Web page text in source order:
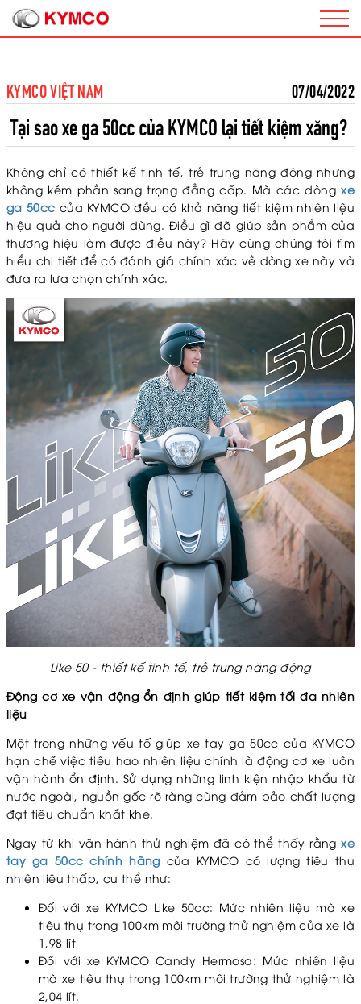
KYMCO VIỆT NAM 07/04/2022
Tại sao xe ga 50cc của KYMCO lại tiết kiệm xăng?
Không chỉ có thiết kế tinh tế, trẻ trung năng động nhưng
không kém phần sang trọng đẳng cấp. Mà các dòngxe
ga 50cc của KYMCO đều có khả năng tiết kiệm nhiên liệu
hiệu quả cho người dùng. Điều gì đã giúp sản phẩm của
thương hiệu làm được điều này? Hãy cùng chúng tôi tìm
hiểu chi tiết để có đánh giá chính xác về dòng xe này và
đưa ra lựa chọn chính xác.
Like 50 - thiết kế tinh tế, trẻ trung năng động
Động cơ xe vận động ổn định giúp tiết kiệm tối đa nhiên
liệu
Một trong những yếu tố giúp xe tay ga 50cc của KYMCO
hạn chế việc tiêu hao nhiên liệu chính là động cơ xe luôn
vận hành ổn định. Sử dụng những linh kiện nhập khẩu từ
nước ngoài, nguồn gốc rõ ràng cùng đảm bảo chất lượng
đạt tiêu chuẩn khắt khe.
Ngay từ khi vận hành thử nghiệm đã có thể thấy rằng xe
tay ga 50cc chính hãng của KYMCO có lượng tiêu thụ
nhiên liệu thấp, cụ thể như:
Đối với xe KYMCO Like 50cc: Mức nhiên liệu mà xe
tiêu thụ trong 100km môi trường thử nghiệm của xe là
1,98 lít
Đối với xe KYMCO Candy Hermosa: Mức nhiên liệu
mà xe tiêu thụ trong 100km môi trường thử nghiệm là
2,04 lít.